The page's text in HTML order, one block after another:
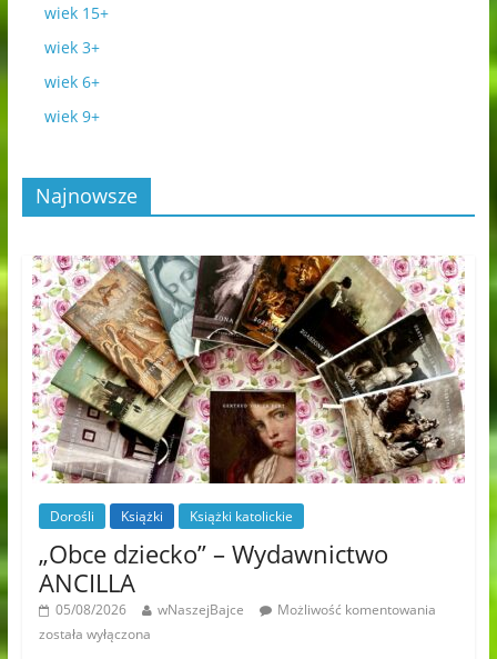
wiek 15+
wiek 3+
wiek 6+
wiek 9+
Najnowsze
Dorośli Książki Książki katolickie
„Obce dziecko” – Wydawnictwo
ANCILLA
05/08/2026 wNaszejBajce
Możliwość komentowania
została wyłączona